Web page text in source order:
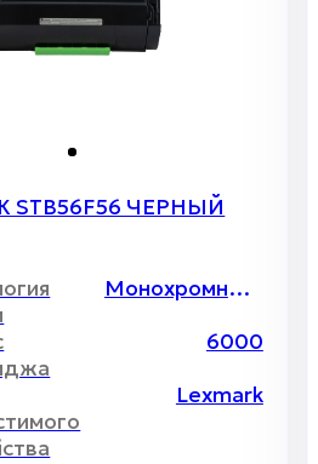
ЧЕРНЫЙ
Монохромный лазер
6000
Lexmark